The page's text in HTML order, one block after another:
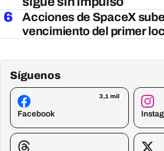
6
Acciones de SpaceX
vencimiento del primer
Síguenos
3,1 mil
Facebook